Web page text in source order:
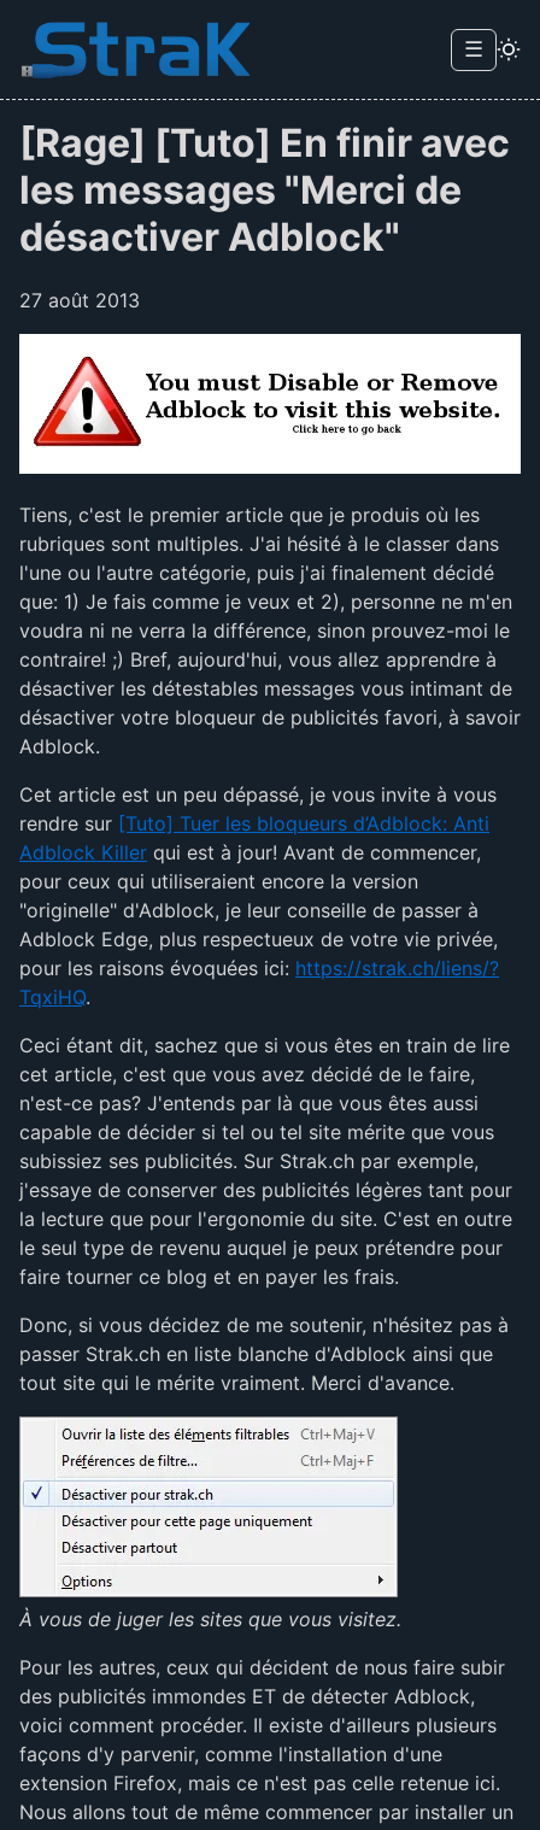
Skip to main content
☰
[Rage] [Tuto] En finir avec
les messages "Merci de
désactiver Adblock"
27 août 2013
Tiens, c'est le premier article que je produis où les
rubriques sont multiples. J'ai hésité à le classer dans
l'une ou l'autre catégorie, puis j'ai finalement décidé
que: 1) Je fais comme je veux et 2), personne ne m'en
voudra ni ne verra la différence, sinon prouvez-moi le
contraire! ;) Bref, aujourd'hui, vous allez apprendre à
désactiver les détestables messages vous intimant de
désactiver votre bloqueur de publicités favori, à savoir
Adblock.
Cet article est un peu dépassé, je vous invite à vous
rendre sur [Tuto] Tuer les bloqueurs d’Adblock: Anti
Adblock Killer qui est à jour! Avant de commencer,
pour ceux qui utiliseraient encore la version
"originelle" d'Adblock, je leur conseille de passer à
Adblock Edge, plus respectueux de votre vie privée,
pour les raisons évoquées ici: https://strak.ch/liens/?
TqxiHQ.
Ceci étant dit, sachez que si vous êtes en train de lire
cet article, c'est que vous avez décidé de le faire,
n'est-ce pas? J'entends par là que vous êtes aussi
capable de décider si tel ou tel site mérite que vous
subissiez ses publicités. Sur Strak.ch par exemple,
j'essaye de conserver des publicités légères tant pour
la lecture que pour l'ergonomie du site. C'est en outre
le seul type de revenu auquel je peux prétendre pour
faire tourner ce blog et en payer les frais.
Donc, si vous décidez de me soutenir, n'hésitez pas à
passer Strak.ch en liste blanche d'Adblock ainsi que
tout site qui le mérite vraiment. Merci d'avance.
À vous de juger les sites que vous visitez.
Pour les autres, ceux qui décident de nous faire subir
des publicités immondes ET de détecter Adblock,
voici comment procéder. Il existe d'ailleurs plusieurs
façons d'y parvenir, comme l'installation d'une
extension Firefox, mais ce n'est pas celle retenue ici.
Nous allons tout de même commencer par installer un